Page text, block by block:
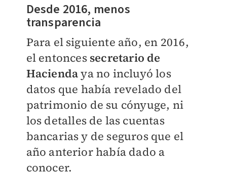
Desde 2016, menos
transparencia
Para el siguiente año, en 2016,
el entonces secretario de
Haciendaya no incluyó los
datos que había revelado del
patrimonio de su cónyuge, ni
los detalles de las cuentas
bancarias y de seguros que el
año anterior había dado a
conocer.